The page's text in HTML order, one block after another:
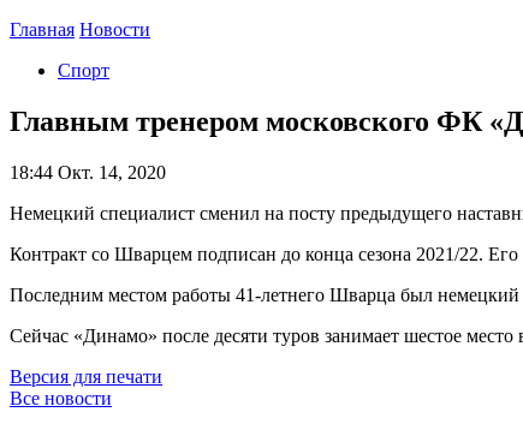
Главная Новости
Спорт
Главным тренером московского ФК
18:44 Окт. 14, 2020
Немецкий специалист сменил на посту предыдущего
Контракт со Шварцем подписан до конца сезона 2021/22.
Последним местом работы 41-летнего Шварца был
Сейчас «Динамо» после десяти туров занимает шестое
Версия для печати
Все новости